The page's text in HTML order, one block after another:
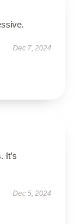
Dec 7, 2024
It’s
Dec 5, 2024